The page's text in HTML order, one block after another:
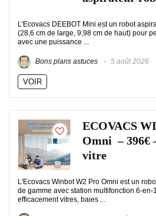
L'Ecovacs DEEBOT Mini est un robot
(28,6 cm de large, 9,98 cm de haut) pour
avec une puissance ...
Bons plans astuces 5 août 2026
VOIR
ECOVACS
Omni – 396€
vitre
L'Ecovacs Winbot W2 Pro Omni est un
de gamme avec station multifonction 6-en-
efficacement vitres, baies ...